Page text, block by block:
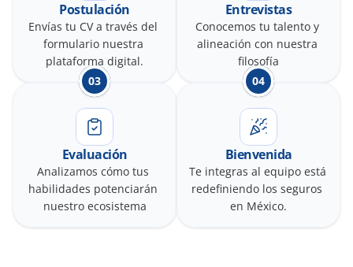
Postulación
Envías tu CV a través del
formulario nuestra
plataforma digital.
Entrevistas
Conocemos tu talento y
alineación con nuestra
filosofía
Evaluación
Analizamos cómo tus
habilidades potenciarán
nuestro ecosistema
03
Bienvenida
Te integras al equipo está
redefiniendo los seguros
en México.
04